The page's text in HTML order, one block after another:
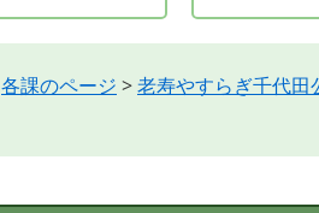
各課のページ >老寿やすらぎ千代田